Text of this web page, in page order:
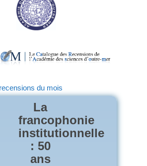
du mois
La
francophonie
institutionnelle
: 50
ans